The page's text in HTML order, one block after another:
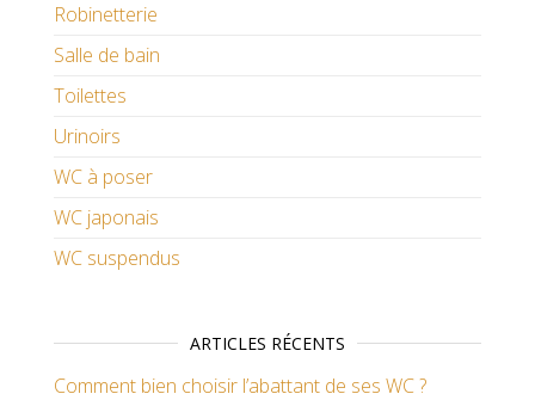
Robinetterie
Salle de bain
Toilettes
Urinoirs
WC à poser
WC japonais
WC suspendus
ARTICLES RÉCENTS
Comment bien choisir l’abattant de ses WC ?